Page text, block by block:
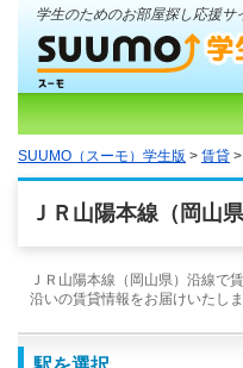
学生のためのお部屋探し応援サ
SUUMO（スーモ）学生版 > 賃貸 >
ＪＲ山陽本線（岡山
ＪＲ山陽本線（岡山県）沿線で
沿いの賃貸情報をお届けいたしま